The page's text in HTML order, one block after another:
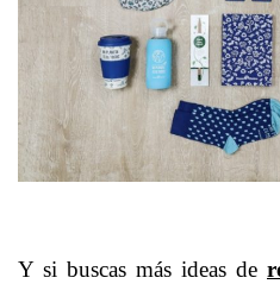
Y si buscas más ideas de